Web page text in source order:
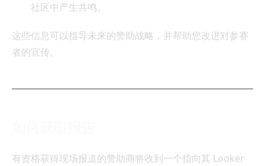
社区中产生共鸣。
这些信息可以指导未来的赞助战略，并帮助您改进对参赛
者的宣传。
有资格获得现场报道的赞助商将收到一个指向其 Looker